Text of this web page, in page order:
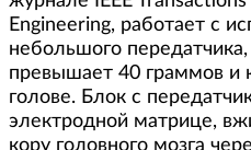
Engineering, работает с
небольшого передатчика,
превышает 40 граммов и
голове. Блок с
электродной матрице,
кору головного мозга